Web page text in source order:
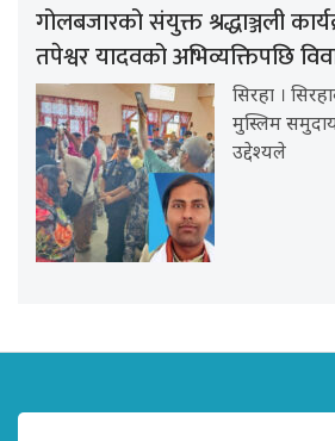
गोलबजारको संयुक्त श्रद्धाञ्जली
तपेश्वर यादवको अभिव्यक्तिपछि
सिरहा ।
मुस्लिम
उद्देश्यले